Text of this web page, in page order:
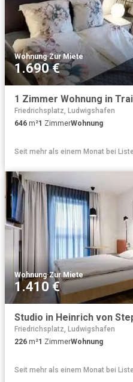
Wohnung·Zur Miete
1.690 €
Friedrichsplatz, Ludwigshafen
646 m²1 ZimmerWohnung
Seit mehr als einem Monat bei
Wohnung·Zur Miete
1.410 €
Studio in Heinrich von
Friedrichsplatz, Ludwigshafen
226 m²1 ZimmerWohnung
Seit mehr als einem Monat bei